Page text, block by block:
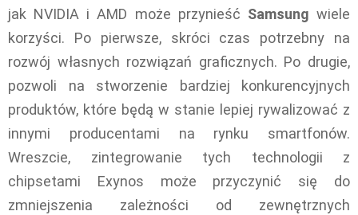
jak NVIDIA i AMD może przynieść Samsung wiele
korzyści. Po pierwsze, skróci czas potrzebny na
rozwój własnych rozwiązań graficznych. Po drugie,
pozwoli na stworzenie bardziej konkurencyjnych
produktów, które będą w stanie lepiej rywalizować z
innymi producentami na rynku smartfonów.
Wreszcie, zintegrowanie tych technologii z
chipsetami Exynos może przyczynić się do
zmniejszenia zależności od zewnętrznych